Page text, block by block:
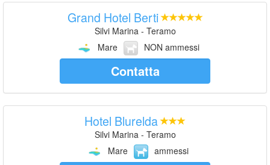
Grand Hotel Berti
Silvi Marina - Teramo
Mare
NON ammessi
Contatta
Hotel Blurelda
Silvi Marina - Teramo
Mare
ammessi